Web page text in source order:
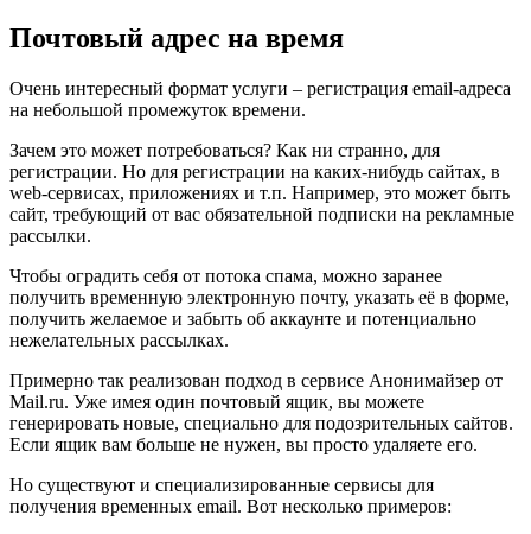
Почтовый адрес на время
Очень интересный формат услуги – регистрация email-адреса
на небольшой промежуток времени.
Зачем это может потребоваться? Как ни странно, для
регистрации. Но для регистрации на каких-нибудь сайтах, в
web-сервисах, приложениях и т.п. Например, это может быть
сайт, требующий от вас обязательной подписки на рекламные
рассылки.
Чтобы оградить себя от потока спама, можно заранее
получить временную электронную почту, указать её в форме,
получить желаемое и забыть об аккаунте и потенциально
нежелательных рассылках.
Примерно так реализован подход в сервисе Анонимайзер от
Mail.ru. Уже имея один почтовый ящик, вы можете
генерировать новые, специально для подозрительных сайтов.
Если ящик вам больше не нужен, вы просто удаляете его.
Но существуют и специализированные сервисы для
получения временных email. Вот несколько примеров: